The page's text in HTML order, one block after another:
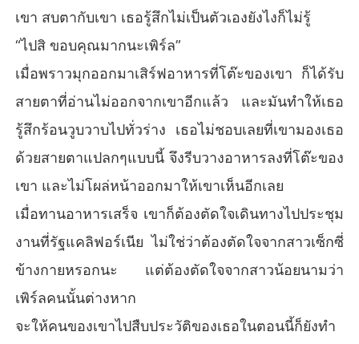
เขา สบตากับเขา เธอรู้สึกไม่เป็นตัวเองยังไงก็ไม่รู้
“ไปสิ ขอบคุณมากนะเพิร์ล”
เมื่อพราวมุกออกมาเสิร์ฟอาหารที่โต๊ะของเขา ก็ได้รับ
สายตาที่อ่านไม่ออกจากเขาอีกแล้ว และมันทำให้เธอ
รู้สึกร้อนวูบวาบไปทั่วร่าง เธอไม่ชอบเลยที่เขามองเธอ
ด้วยสายตาแปลกๆแบบนี้ จึงรีบวางอาหารลงที่โต๊ะของ
เขา และไม่โผล่หน้าออกมาให้เขาเห็นอีกเลย
เมื่อทานอาหารเสร็จ เขาก็ต้องตัดใจเดินทางไปประชุม
งานที่รัฐแคลิฟอร์เนีย ไม่ใช่ว่าต้องตัดใจจากสาวเซ็กซี่
ข้างกายหรอกนะ แต่ต้องตัดใจจากสาวน้อยนามว่า
เพิร์ลคนนั้นต่างหาก
จะให้คนของเขาไปสืบประวัติของเธอในตอนนี้ก็ยังทำ